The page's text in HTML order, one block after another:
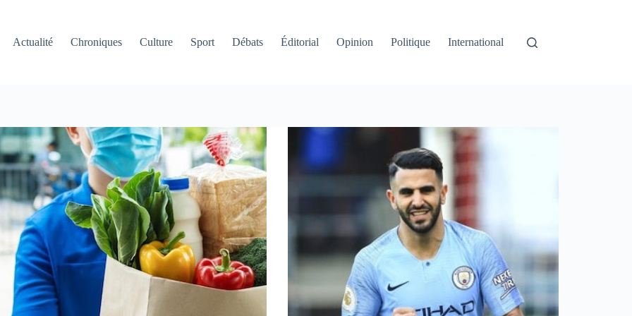
Actualité
Chroniques Culture Sport Débats Éditorial Opinion Politique International